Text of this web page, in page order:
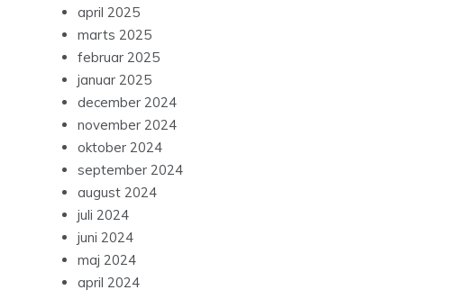
april 2025
marts 2025
februar 2025
januar 2025
december 2024
november 2024
oktober 2024
september 2024
august 2024
juli 2024
juni 2024
maj 2024
april 2024